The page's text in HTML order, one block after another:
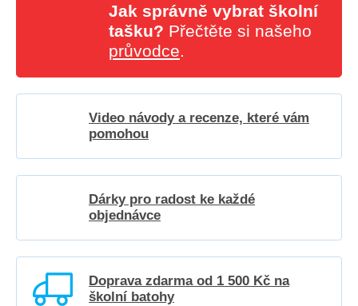
Jak správně vybrat školní
tašku? Přečtěte si našeho
průvodce.
Video návody a recenze, které vám
pomohou
Dárky pro radost ke každé
objednávce
Doprava zdarma od 1 500 Kč na
školní batohy